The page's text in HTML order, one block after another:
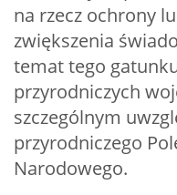
na rzecz ochrony
zwiększenia
temat tego
przyrodniczych
szczególnym
przyrodniczego
Narodowego.